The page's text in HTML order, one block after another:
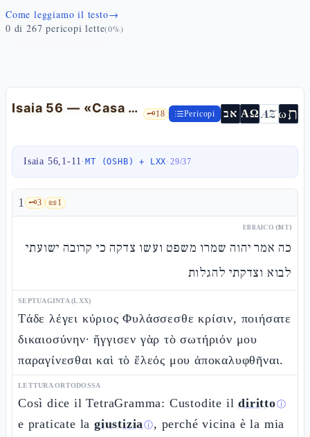
Come leggiamo il testo→
0 di 267 pericopi lette(0%)
Isaia 56 — «Casa di preghiera per tutti i popoli» e i 613 ridotti a due 🗝️18 Pericopi אב ΑΩ AZωת
Isaia 56,1-11·MT (OSHB) + LXX·29/37
1 🗝️3 📜1
EBRAICO (MT)
כה אמר יהוה שמרו משפט ועשו צדקה כי קרובה ישועתי
לבוא וצדקתי להגלות
SEPTUAGINTA (LXX)
Τάδε λέγει κύριος Φυλάσσεσθε κρίσιν, ποιήσατε
δικαιοσύνην· ἤγγισεν γὰρ τὸ σωτήριόν μου
παραγίνεσθαι καὶ τὸ ἔλεός μου ἀποκαλυφθῆναι.
LETTURA ORTODOSSA
Così dice il TetraGramma: Custodite ildirittoⓘ
e praticate lagiustiziaⓘ, perché vicina è la mia